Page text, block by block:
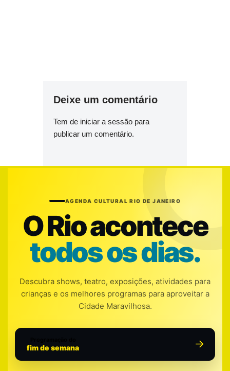
Deixe um comentário
Tem de iniciar a sessão para
publicar um comentário.
AGENDA CULTURAL RIO DE JANEIRO
O Rio acontece
todos os dias.
Descubra shows, teatro, exposições, atividades para
crianças e os melhores programas para aproveitar a
Cidade Maravilhosa.
fim de semana